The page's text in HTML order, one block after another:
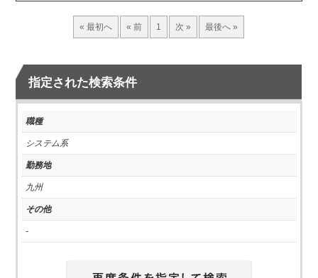
« 最初へ « 前 1 次 » 最後へ »
指定された検索条件
職種
システム系
勤務地
九州
その他
-